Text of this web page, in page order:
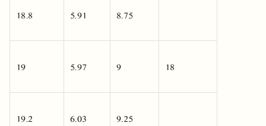
18.8 5.91 8.75
19 5.97 9 18
19.2 6.03 9.25